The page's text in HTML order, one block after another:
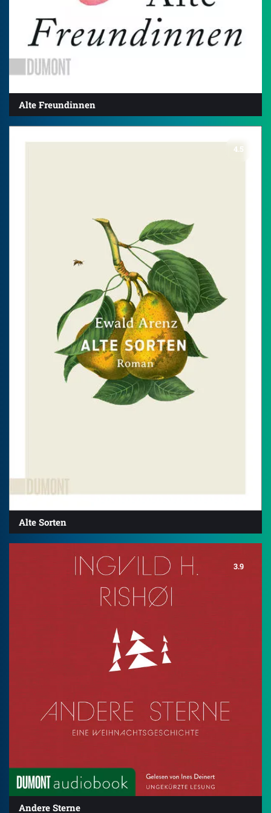
Alte Freundinnen
4.5
Alte Sorten
3.9
Andere Sterne